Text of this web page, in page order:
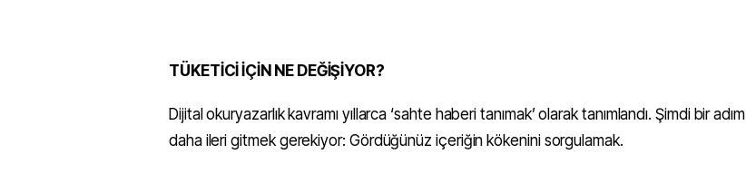
TÜKETİCİ İÇİN NE DEĞİŞİYOR?
Dijital okuryazarlık kavramı yıllarca ‘sahte haberi tanımak’ olarak tanımlandı. Şimdi bir adım
daha ileri gitmek gerekiyor: Gördüğünüz içeriğin kökenini sorgulamak.